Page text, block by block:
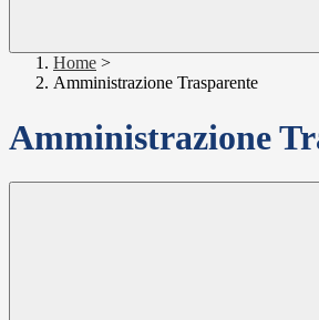
Home >
Amministrazione Trasparente
Amministrazione